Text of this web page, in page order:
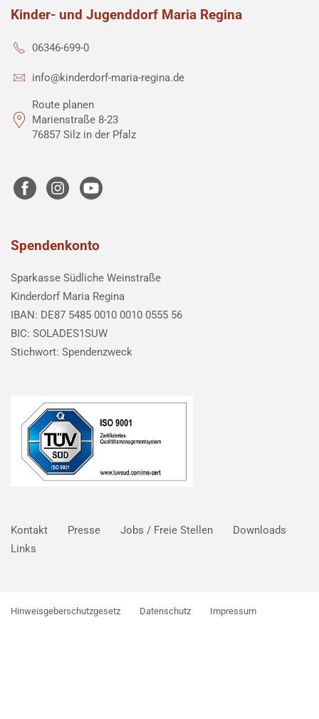
Kinder- und Jugenddorf Maria Regina
06346-699-0
info@kinderdorf-maria-regina.de
Route planen
Marienstraße 8-23
76857 Silz in der Pfalz
Spendenkonto
Sparkasse Südliche Weinstraße
Kinderdorf Maria Regina
IBAN: DE87 5485 0010 0010 0555 56
BIC: SOLADES1SUW
Stichwort: Spendenzweck
Kontakt Presse Jobs / Freie Stellen
Downloads
Links
Hinweisgeberschutzgesetz Datenschutz Impressum